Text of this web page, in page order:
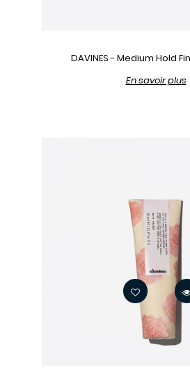
DAVINES - Medium Hold
En savoir plus